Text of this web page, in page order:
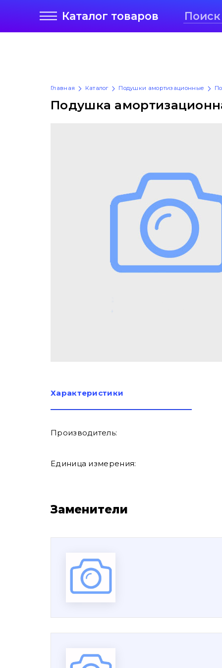
Каталог товаров
Главная Каталог Подушки амортизационные
Подушка
Характеристики
Производитель:
Единица измерения:
Заменители